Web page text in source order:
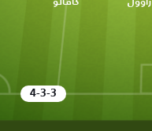
كافالو راؤول
4-3-3